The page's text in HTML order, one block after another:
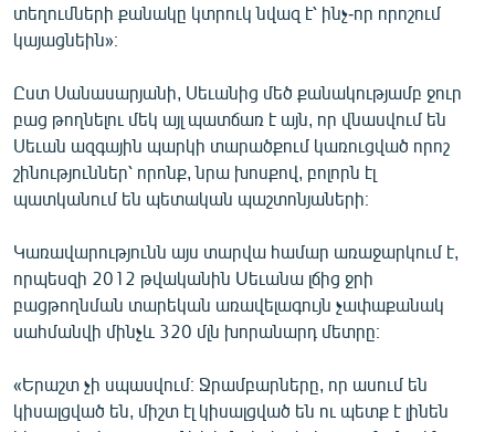
տեղումների քանակը կտրուկ նվազ է՝ ինչ-որ որոշում
կայացնեին»։
Ըստ Սանասարյանի, Սեւանից մեծ քանակությամբ ջուր
բաց թողնելու մեկ այլ պատճառ է այն, որ վնասվում են
Սեւան ազգային պարկի տարածքում կառուցված որոշ
շինություններ՝ որոնք, նրա խոսքով, բոլորն էլ
պատկանում են պետական պաշտոնյաների։
Կառավարությունն այս տարվա համար առաջարկում է,
որպեսզի 2012 թվականին Uեւանա լճից ջրի
բացթողնման տարեկան առավելագույն չափաքանակ
uահմանվի մինչև 320 մլն խորանարդ մետրը։
«Երաշտ չի սպասվում։ Ջրամբարները, որ ասում են
կիսալցված են, միշտ էլ կիսալցված են ու պետք է լինեն